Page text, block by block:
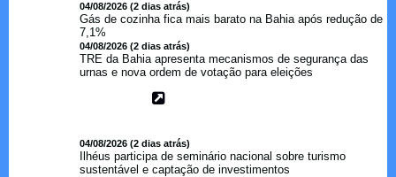
04/08/2026 (2 dias atrás)
Gás de cozinha fica mais barato na Bahia após redução de
7,1%
04/08/2026 (2 dias atrás)
TRE da Bahia apresenta mecanismos de segurança das
urnas e nova ordem de votação para eleições
04/08/2026 (2 dias atrás)
Ilhéus participa de seminário nacional sobre turismo
sustentável e captação de investimentos